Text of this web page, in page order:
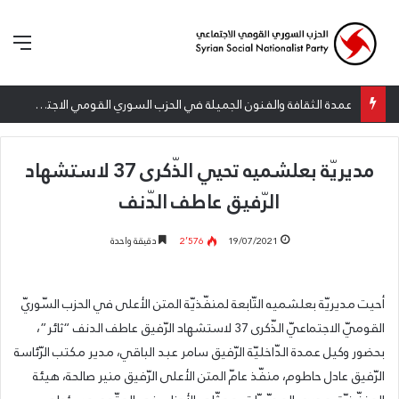
عمدة الثقافة والفنون الجميلة في الحزب السوري القومي الاجتماعي تعلن نتائج الدورة الخامسة من جائزة أنطون سعاده الأدبية
مديريّة بعلشميه تحيي الذّكرى 37 لاستشهاد
الرّفيق عاطف الدّنف
19/07/2021 2٬576 دقيقة واحدة
أحيت مديريّة بعلشميه التّابعة لمنفّذيّة المتن الأعلى في الحزب السّوريّ
القوميّ الاجتماعيّ الذّكرى 37 لاستشهاد الرّفيق عاطف الدنف “ثائر”،
بحضور وكيل عمدة الدّاخليّة الرّفيق سامر عبد الباقي، مدير مكتب الرّئاسة
الرّفيق عادل حاطوم، منفّذ عامّ المتن الأعلى الرّفيق منير صالحة، هيئة